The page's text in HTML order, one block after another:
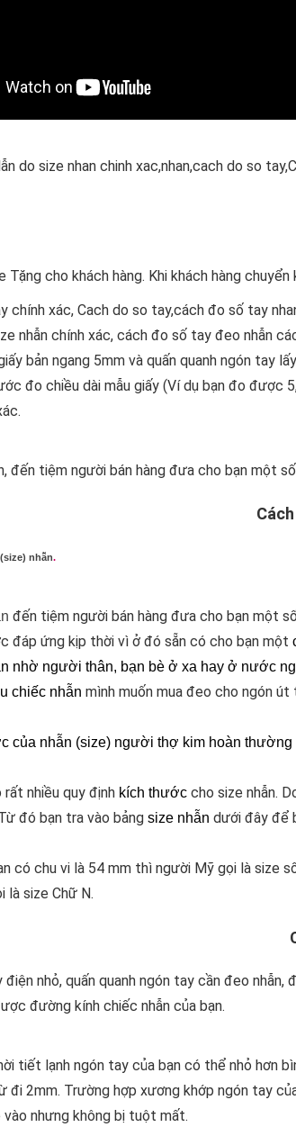
do size nhan chinh xac,nhan,cach do so
Tặng cho khách hàng. Khi khách hàng
chính xác, Cach do so tay,cách đo số tay
nhẫn chính xác, cách đo số tay đeo nhẫn
bản ngang 5mm và quấn quanh ngón tay
đo chiều dài mẫu giấy (Ví dụ bạn đo được
đến tiệm người bán hàng đưa cho bạn một
nhẫn.
đến tiệm người bán hàng đưa cho bạn một
đáp ứng kịp thời vì ở đó sẵn có cho bạn một
nhờ người thân, bạn bè ở xa hay ở nước
chiếc nhẫn mình muốn mua đeo cho ngón
của nhẫn (size) người thợ kim hoàn thường
nhiều quy định kích thước cho size nhẫn.
đó bạn tra vào bảng size nhẫn dưới đây để
có chu vi là 54 mm thì người Mỹ gọi là size
là size Chữ N.
nhỏ, quấn quanh ngón tay cần đeo
đường kính chiếc nhẫn của bạn.
tiết lạnh ngón tay của bạn có thể nhỏ hơn
đi 2mm. Trường hợp xương khớp ngón tay
vào nhưng không bị tuột mất.